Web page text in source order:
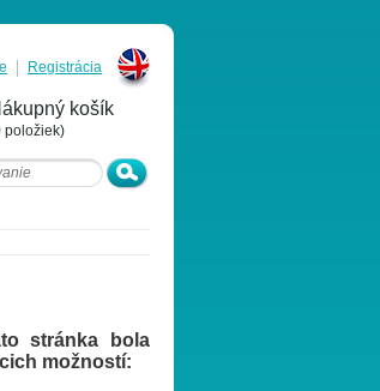
Registrácia
košík
položiek)
stránka bola
možností: